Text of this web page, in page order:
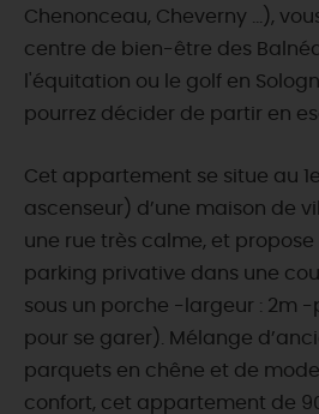
Chenonceau, Cheverny ...),
centre de bien-être des
l'équitation ou le golf en
pourrez décider de partir en
Cet appartement se situe au
ascenseur) d’une maison de
une rue très calme, et
parking privative dans une
sous un porche -largeur : 2m
pour se garer). Mélange
parquets en chêne et de
confort, cet appartement de